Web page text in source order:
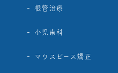
根管治療
小児歯科
マウスピース矯正